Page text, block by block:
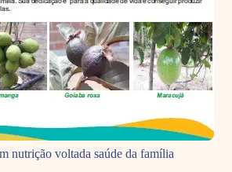
nutrição voltada saúde da família